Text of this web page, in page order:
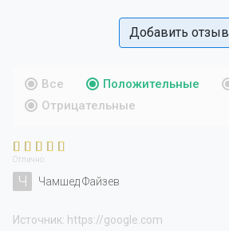
Добавить отзыв
Все Положительные
Отрицательные
Отлично
Ч Чамшед Файзев
Источник: https://google.com